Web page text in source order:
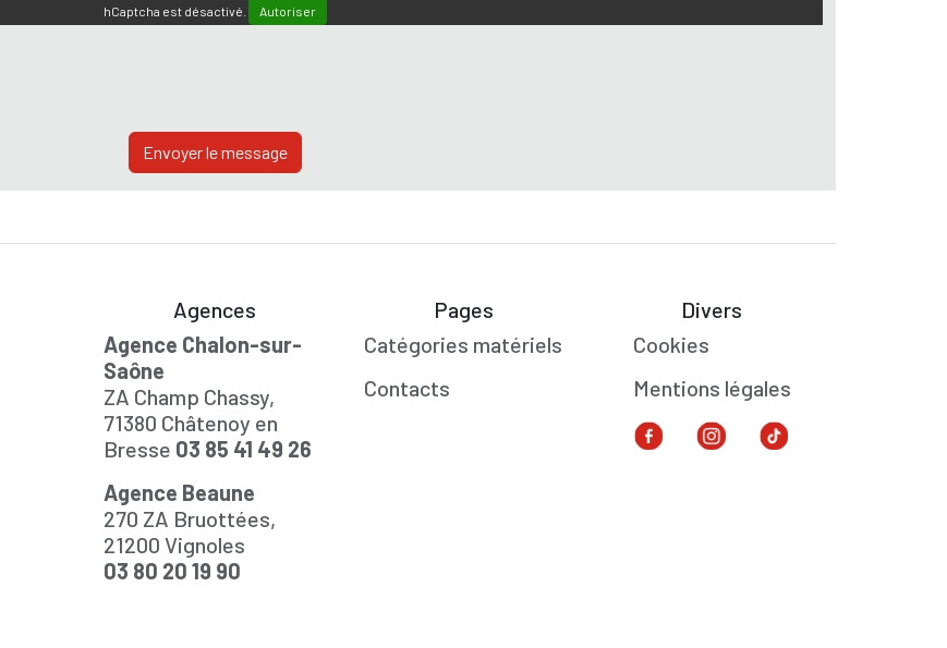
hCaptcha est désactivé. Autoriser
Envoyer le message
Agences
Agence Chalon-sur-
Saône
ZA Champ Chassy,
71380 Châtenoy en
Bresse 03 85 41 49 26
Agence Beaune
270 ZA Bruottées,
21200 Vignoles
03 80 20 19 90
Pages
Catégories matériels
Contacts
Divers
Cookies
Mentions légales